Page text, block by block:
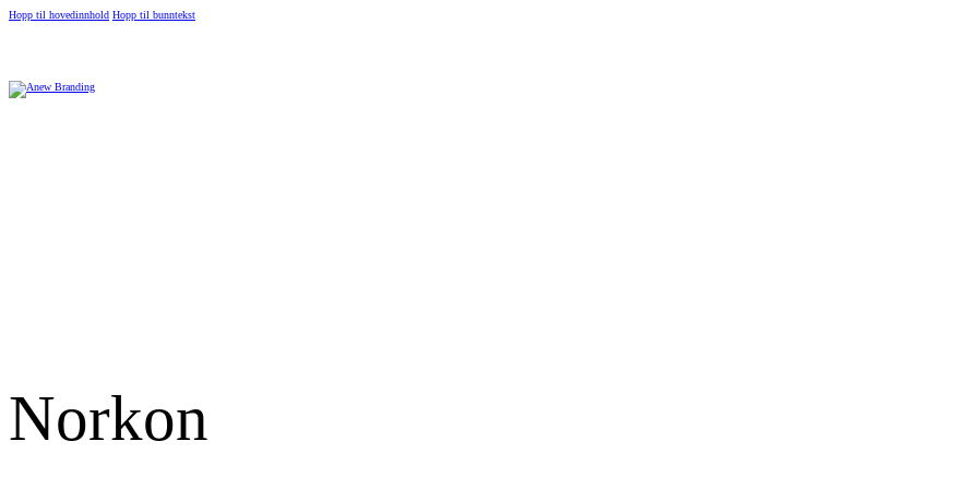
Hopp til hovedinnhold Hopp til bunntekst
Norkon